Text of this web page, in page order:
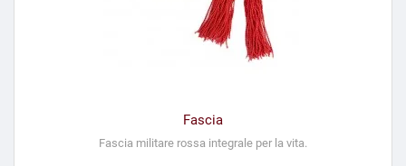
Fascia
Fascia militare rossa integrale per la vita.